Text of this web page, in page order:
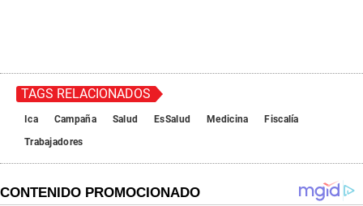
TAGS RELACIONADOS
Ica Campaña Salud EsSalud Medicina
Fiscalía
Trabajadores